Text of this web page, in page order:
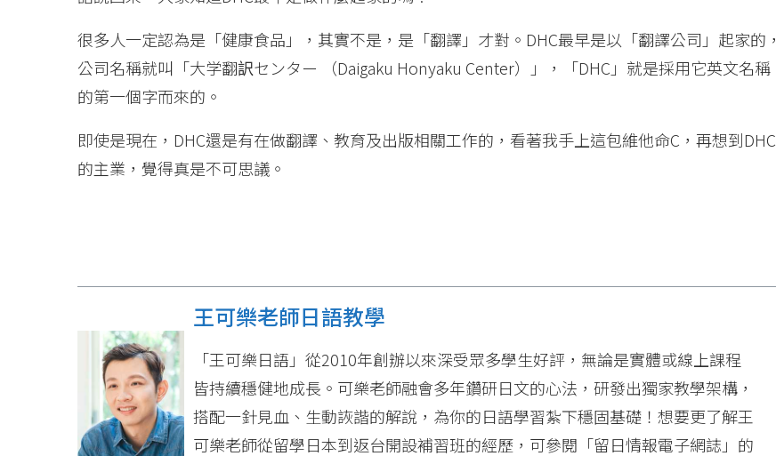
很多人一定認為是「健康食品」，其實不是，是「翻譯」才對。DHC最早是以「翻譯公司」起家的，
公司名稱就叫「大学翻訳センター （Daigaku Honyaku Center）」，「DHC」就是採用它英文名稱
的第一個字而來的。
即使是現在，DHC還是有在做翻譯、教育及出版相關工作的，看著我手上這包維他命C，再想到DHC
的主業，覺得真是不可思議。
王可樂老師日語教學
「王可樂日語」從2010年創辦以來深受眾多學生好評，無論是實體或線上課程
皆持續穩健地成長。可樂老師融會多年鑽研日文的心法，研發出獨家教學架構，
搭配一針見血、生動詼諧的解說，為你的日語學習紮下穩固基礎！想要更了解王
可樂老師從留學日本到返台開設補習班的經歷，可參閱「留日情報電子網誌」的